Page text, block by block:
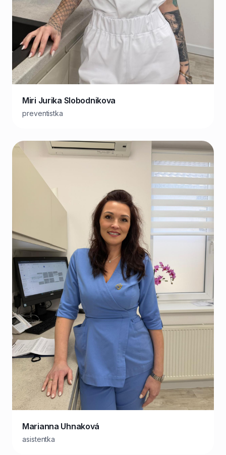
Miri Jurika Slobodnikova
preventistka
Marianna Uhnaková
asistentka